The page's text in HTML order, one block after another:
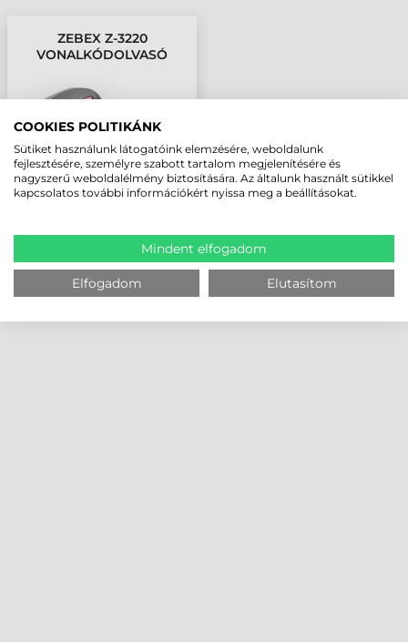
ZEBEX Z-3220
VONALKÓDOLVASÓ
COOKIES POLITIKÁNK
Sütiket használunk látogatóink elemzésére, weboldalunk
fejlesztésére, személyre szabott tartalom megjelenítésére és
nagyszerű weboldalélmény biztosítására. Az általunk használt sütikkel
kapcsolatos további információkért nyissa meg a beállításokat.
Mindent elfogadom
Elfogadom Elutasítom